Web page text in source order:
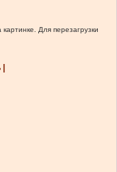
Для перезагрузки